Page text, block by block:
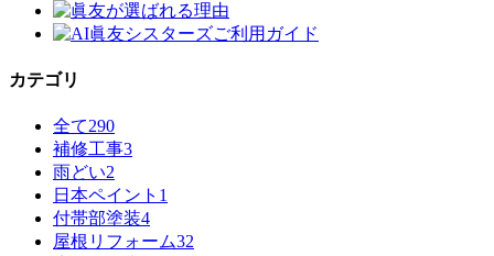
カテゴリ
全て290
補修工事3
雨どい2
日本ペイント 1
付帯部塗装4
屋根リフォーム32